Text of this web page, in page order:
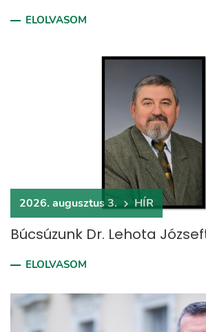
ELOLVASOM
2026. augusztus 3. HÍR
Búcsúzunk Dr. Lehota
ELOLVASOM